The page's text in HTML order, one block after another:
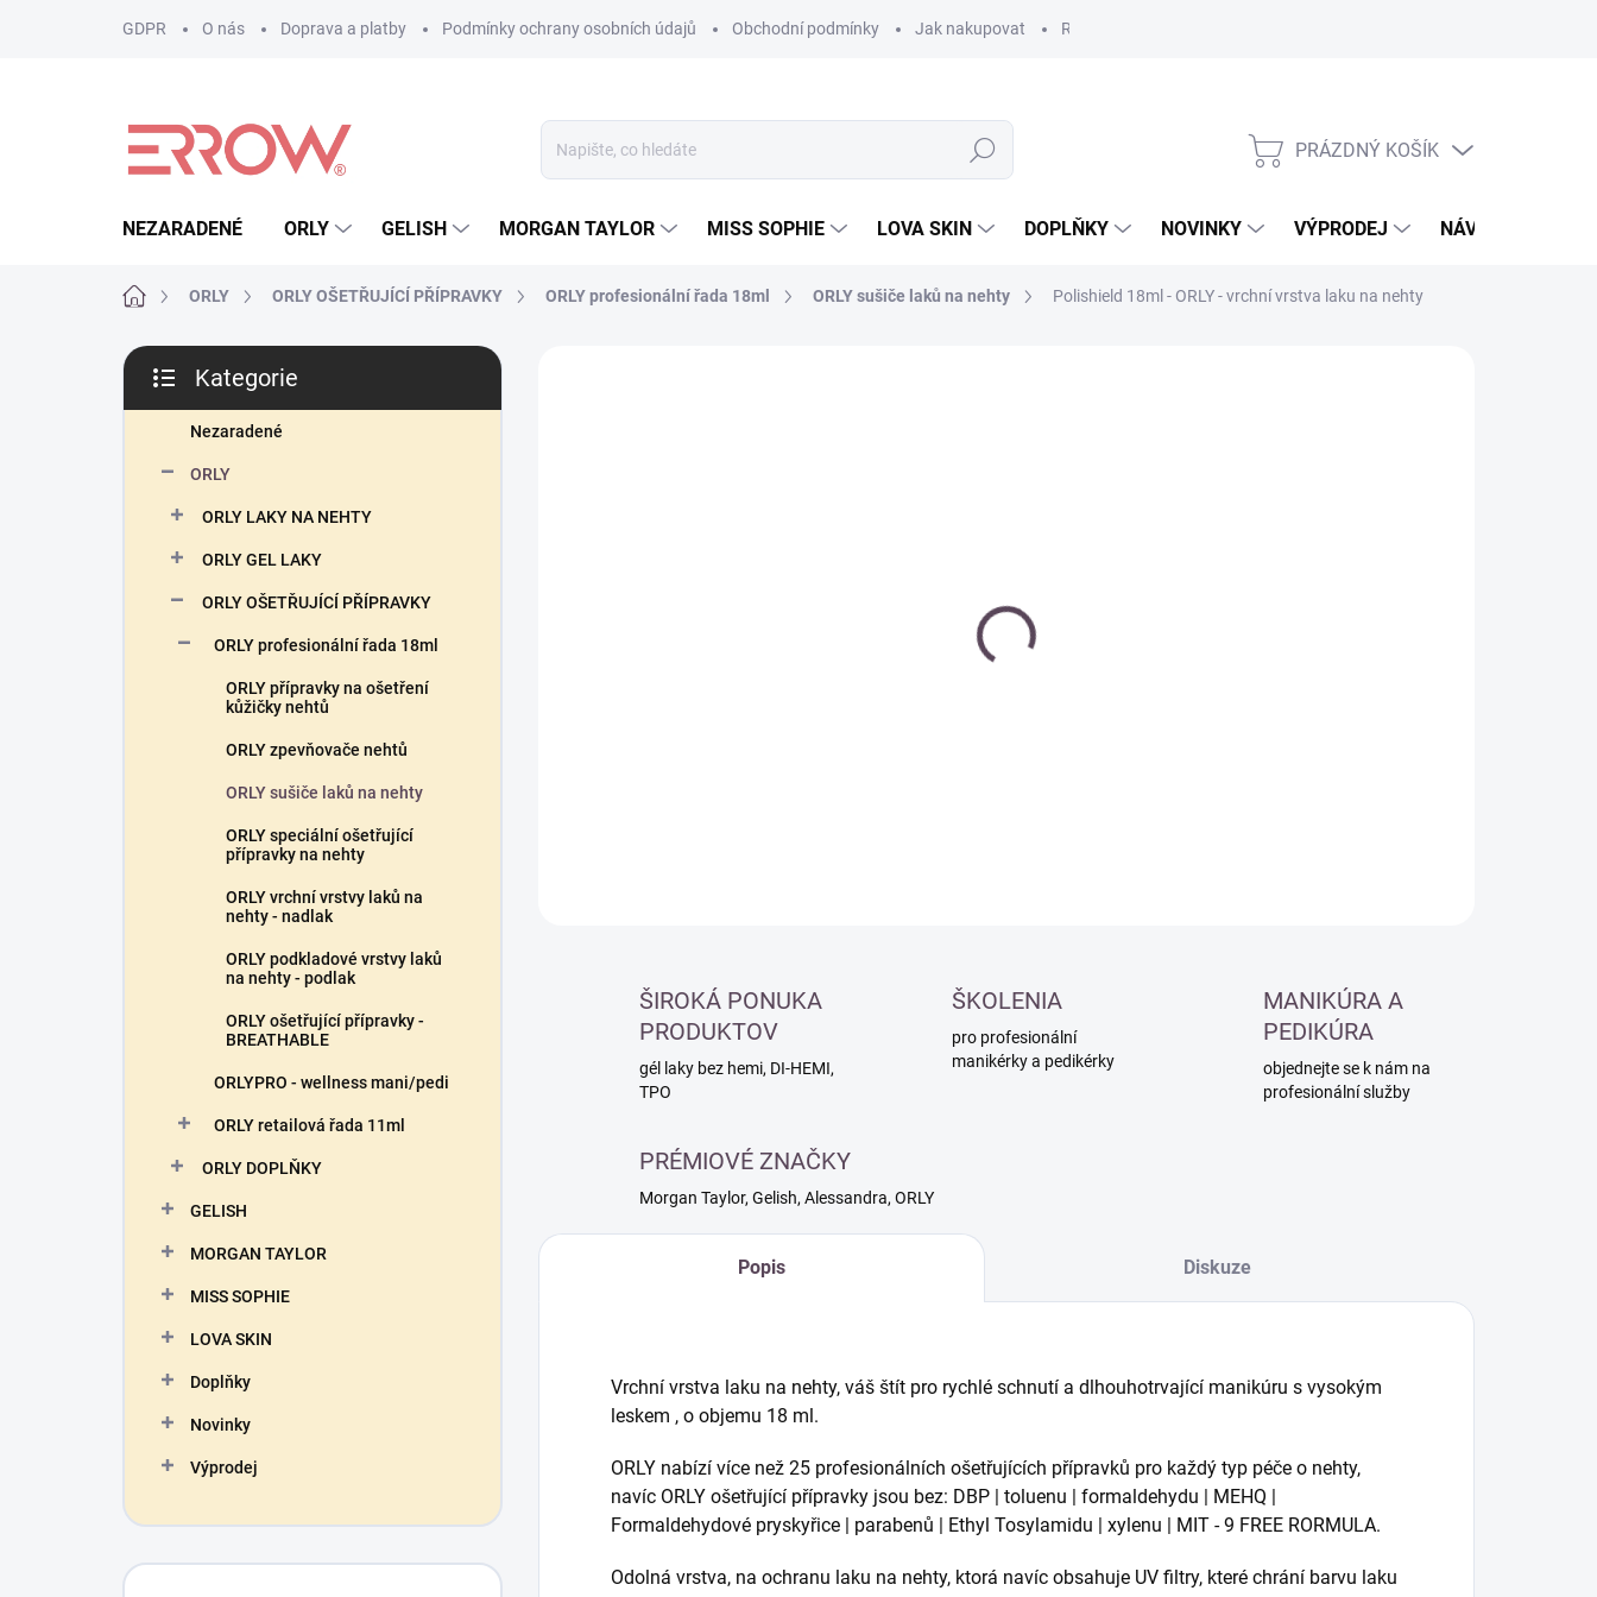
GDPR O nás Doprava a platby Podmínky ochrany osobních údajů Obchodní podmínky Jak nakupovat Reklamační řád
Hledat
NÁKUPNÍ
PRÁZDNÝ KOŠÍK
NEZARADENÉ ORLY GELISH MORGAN TAYLOR MISS SOPHIE LOVA SKIN DOPLŇKY NOVINKY VÝPRODEJ NÁVODY
Domů ORLY ORLY OŠETŘUJÍCÍ PŘÍPRAVKY ORLY profesionální řada 18ml ORLY sušiče laků na nehty Polishield 18ml - ORLY - vrchní vrstva laku na nehty
P
s
kategorie
Kategorie
Nezaradené
ORLY
ORLY LAKY NA NEHTY
ORLY GEL LAKY
ORLY OŠETŘUJÍCÍ PŘÍPRAVKY
ORLY profesionální řada 18ml
ORLY přípravky na ošetření
kůžičky nehtů
ORLY zpevňovače nehtů
ORLY sušiče laků na nehty
ORLY speciální ošetřující
přípravky na nehty
ORLY vrchní vrstvy laků na
nehty - nadlak
ORLY podkladové vrstvy laků
na nehty - podlak
ORLY ošetřující přípravky -
BREATHABLE
ORLYPRO - wellness mani/pedi
ORLY retailová řada 11ml
ORLY DOPLŇKY
GELISH
MORGAN TAYLOR
MISS SOPHIE
LOVA SKIN
Doplňky
Novinky
Výprodej
ŠIROKÁ PONUKA
PRODUKTOV
gél laky bez hemi, DI-HEMI,
TPO
ŠKOLENIA
pro profesionální
manikérky a pedikérky
MANIKÚRA A
PEDIKÚRA
objednejte se k nám na
profesionální služby
PRÉMIOVÉ ZNAČKY
Morgan Taylor, Gelish, Alessandra, ORLY
Popis Diskuze
Vrchní vrstva laku na nehty, váš štít pro rychlé schnutí a dlhouhotrvající manikúru s vysokým
leskem , o objemu 18 ml.
ORLY nabízí více než 25 profesionálních ošetřujících přípravků pro každý typ péče o nehty,
navíc ORLY ošetřující přípravky jsou bez: DBP | toluenu | formaldehydu | MEHQ |
Formaldehydové pryskyřice | parabenů | Ethyl Tosylamidu | xylenu | MIT - 9 FREE RORMULA.
Odolná vrstva, na ochranu laku na nehty, ktorá navíc obsahuje UV filtry, které chrání barvu laku